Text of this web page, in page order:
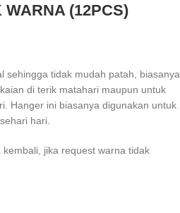
(12PCS)
sehingga tidak mudah patah, biasanya
di terik matahari maupun untuk
Hanger ini biasanya digunakan untuk
hari.
jika request warna tidak